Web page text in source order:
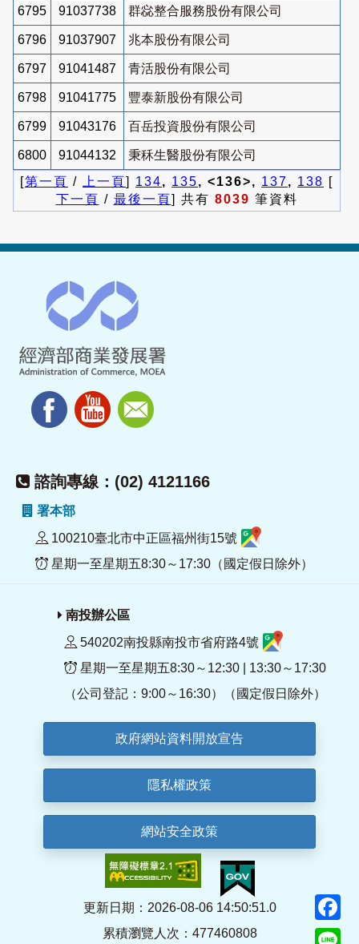
6795 91037738 群惢整合服務股份有限公司
6796 91037907 兆本股份有限公司
6797 91041487 青活股份有限公司
6798 91041775 豐泰新股份有限公司
6799 91043176 百岳投資股份有限公司
6800 91044132
秉秝生醫股份有限公司
[第一頁 / 上一頁] 134, 135, <136>, 137, 138 [
下一頁 / 最後一頁] 共有 8039 筆資料
諮詢專線：(02) 4121166
署本部
100210臺北市中正區福州街15號
星期一至星期五8:30～17:30（國定假日除外）
南投辦公區
540202南投縣南投市省府路4號
星期一至星期五8:30～12:30 | 13:30～17:30
（公司登記：9:00～16:30）（國定假日除外）
政府網站資料開放宣告
隱私權政策
網站安全政策
更新日期：2026-08-06 14:50:51.0
累積瀏覽人次：477460808